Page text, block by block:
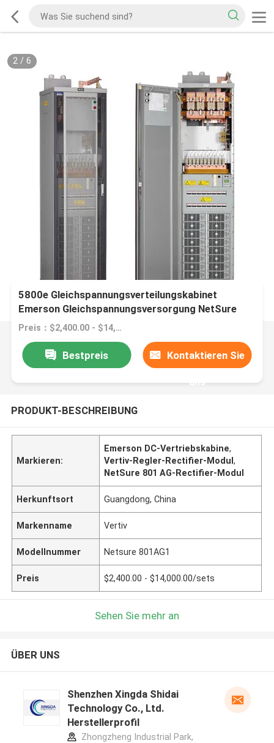
2/ 6
Vertiv Controller M830D Gelenkermodul R48-
5800e Gleichspannungsverteilungskabinet
Emerson Gleichspannungsversorgung NetSure
801 AG
Preis：$2,400.00 - $14,000.00/sets
Bestpreis Kontaktieren Sie
uns
PRODUKT-BESCHREIBUNG
Markieren:
Emerson DC-Vertriebskabine,
Vertiv-Regler-Rectifier-Modul,
NetSure 801 AG-Rectifier-Modul
Herkunftsort Guangdong, China
Markenname Vertiv
Modellnummer Netsure 801AG1
Preis $2,400.00 - $14,000.00/sets
Sehen Sie mehr an
ÜBER UNS
Shenzhen Xingda Shidai
Technology Co., Ltd.
Herstellerprofil
Zhongzheng Industrial Park,